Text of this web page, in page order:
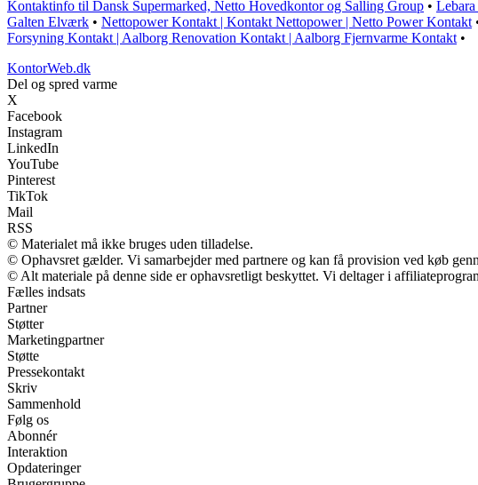
Kontaktinfo til Dansk Supermarked, Netto Hovedkontor og Salling Group •
Galten Elværk • Nettopower Kontakt | Kontakt Nettopower | Netto Power Kontakt
Forsyning Kontakt | Aalborg Renovation Kontakt | Aalborg Fjernvarme Kontakt •
KontorWeb.dk
Del og spred varme
X
Facebook
Instagram
LinkedIn
YouTube
Pinterest
TikTok
Mail
RSS
© Materialet må ikke bruges uden tilladelse.
© Ophavsret gælder. Vi samarbejder med partnere og kan få provision ved køb
© Alt materiale på denne side er ophavsretligt beskyttet. Vi deltager i
Fælles indsats
Partner
Støtter
Marketingpartner
Støtte
Pressekontakt
Skriv
Sammenhold
Følg os
Abonnér
Interaktion
Opdateringer